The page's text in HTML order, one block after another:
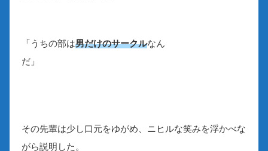
「うちの部は男だけのサークルなん
だ」
その先輩は少し口元をゆがめ、ニヒルな笑みを浮かべな
がら説明した。